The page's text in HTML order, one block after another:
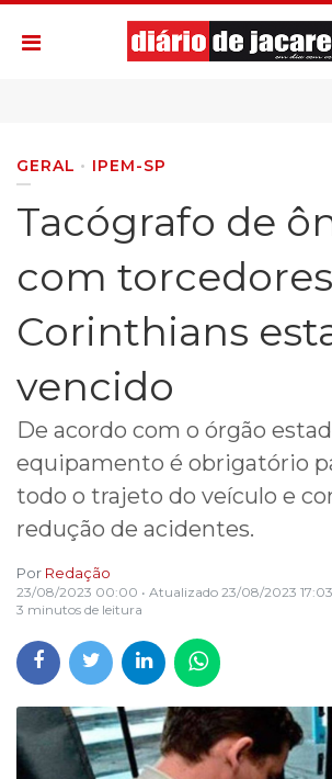
GERAL IPEM-SP
Tacógrafo de
com
Corinthians
vencido
De acordo com o órgão
equipamento é obrigatório
todo o trajeto do veículo e
redução de acidentes.
Por Redação
23/08/2023 00:00 • Atualizado 23/08/2023 17:03
3 minutos de leitura